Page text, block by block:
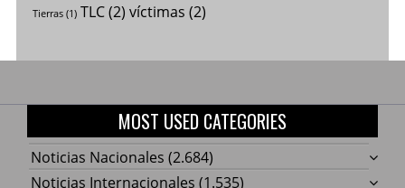
Tierras(1) TLC(2) víctimas (2)
MOST USED CATEGORIES
Noticias Nacionales (2.684)
Noticias Internacionales (1.535)